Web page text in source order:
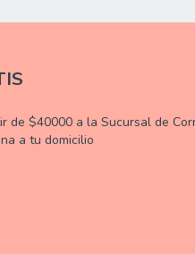
de $40000 a la Sucursal de
a tu domicilio